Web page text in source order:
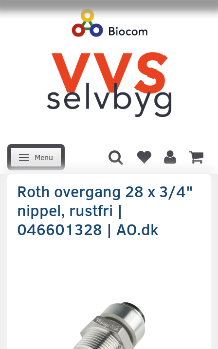
Skifte navigation
Menu
Roth overgang 28 x 3/4"
nippel, rustfri |
046601328 | AO.dk